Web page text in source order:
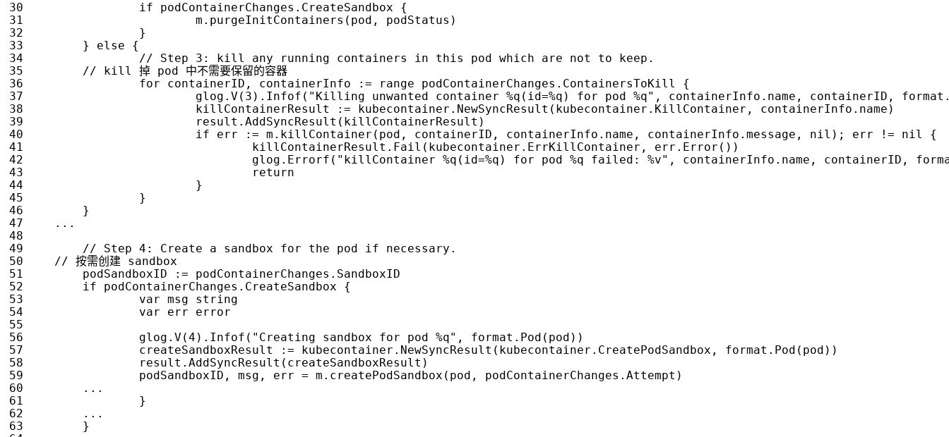
if
podContainerChanges . CreateSandbox
{
m . purgeInitContainers ( pod , podStatus )
}
}
else
{
for
containerID , containerInfo := range podContainerChanges . ContainersToKill
{
glog . V ( 3 ). Infof ( "Killing unwanted container %q(id=%q) for pod %q" , containerInfo . name , containerID , format
killContainerResult
:= kubecontainer . NewSyncResult ( kubecontainer . KillContainer , containerInfo . name )
result . AddSyncResult ( killContainerResult )
if
err := m . killContainer ( pod , containerID , containerInfo . name , containerInfo . message , nil ); err != nil
{
killContainerResult . Fail ( kubecontainer . ErrKillContainer , err . Error ())
glog . Errorf ( "killContainer %q(id=%q) for pod %q failed: %v" , containerInfo . name , containerID ,
return
}
}
}
...
podSandboxID
:= podContainerChanges . SandboxID
if
podContainerChanges . CreateSandbox
{
var msg
string
var
err
error
glog . V (4 ). Infof ( "Creating sandbox for pod %q" , format . Pod ( pod ))
createSandboxResult
:= kubecontainer . NewSyncResult ( kubecontainer . CreatePodSandbox , format . Pod ( pod ))
result . AddSyncResult ( createSandboxResult )
podSandboxID , msg , err = m . createPodSandbox ( pod , podContainerChanges . Attempt )
...
}
...
}